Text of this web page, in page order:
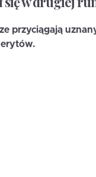
przyciągają